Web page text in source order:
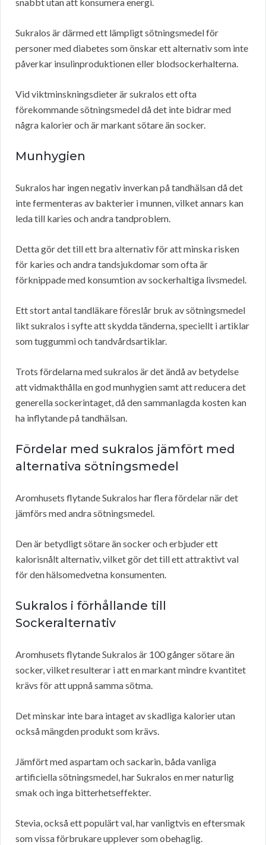
Sukralos är därmed ett lämpligt sötningsmedel för
personer med diabetes som önskar ett alternativ som inte
påverkar insulinproduktionen eller blodsockerhalterna.
Vid viktminskningsdieter är sukralos ett ofta
förekommande sötningsmedel då det inte bidrar med
några kalorier och är markant sötare än socker.
Munhygien
Sukralos har ingen negativ inverkan på tandhälsan då det
inte fermenteras av bakterier i munnen, vilket annars kan
leda till karies och andra tandproblem.
Detta gör det till ett bra alternativ för att minska risken
för karies och andra tandsjukdomar som ofta är
förknippade med konsumtion av sockerhaltiga livsmedel.
Ett stort antal tandläkare föreslår bruk av sötningsmedel
likt sukralos i syfte att skydda tänderna, speciellt i artiklar
som tuggummi och tandvårdsartiklar.
Trots fördelarna med sukralos är det ändå av betydelse
att vidmakthålla en god munhygien samt att reducera det
generella sockerintaget, då den sammanlagda kosten kan
ha inflytande på tandhälsan.
Fördelar med sukralos jämfört med
alternativa sötningsmedel
Aromhusets flytande Sukralos har flera fördelar när det
jämförs med andra sötningsmedel.
Den är betydligt sötare än socker och erbjuder ett
kalorisnålt alternativ, vilket gör det till ett attraktivt val
för den hälsomedvetna konsumenten.
Sukralos i förhållande till
Sockeralternativ
Aromhusets flytande Sukralos är 100 gånger sötare än
socker, vilket resulterar i att en markant mindre kvantitet
krävs för att uppnå samma sötma.
Det minskar inte bara intaget av skadliga kalorier utan
också mängden produkt som krävs.
Jämfört med aspartam och sackarin, båda vanliga
artificiella sötningsmedel, har Sukralos en mer naturlig
smak och inga bitterhetseffekter.
Stevia, också ett populärt val, har vanligtvis en eftersmak
som vissa förbrukare upplever som obehaglig.